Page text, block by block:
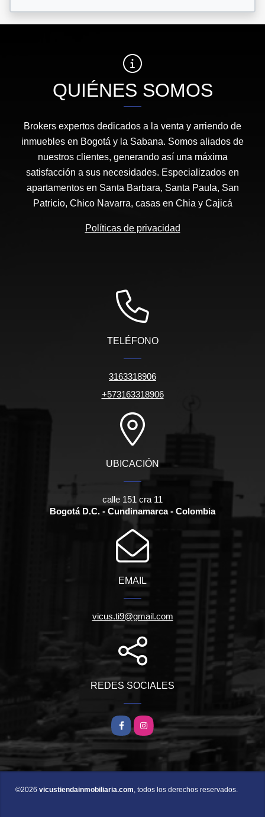
QUIÉNES SOMOS
Brokers expertos dedicados a la venta y arriendo de
inmuebles en Bogotá y la Sabana. Somos aliados de
nuestros clientes, generando así una máxima
satisfacción a sus necesidades. Especializados en
apartamentos en Santa Barbara, Santa Paula, San
Patricio, Chico Navarra, casas en Chia y Cajicá
Políticas de privacidad
TELÉFONO
3163318906
+573163318906
UBICACIÓN
calle 151 cra 11
Bogotá D.C. - Cundinamarca - Colombia
EMAIL
vicus.ti9@gmail.com
REDES SOCIALES
FacebookInstagram
©2026 vicustiendainmobiliaria.com, todos los derechos reservados.